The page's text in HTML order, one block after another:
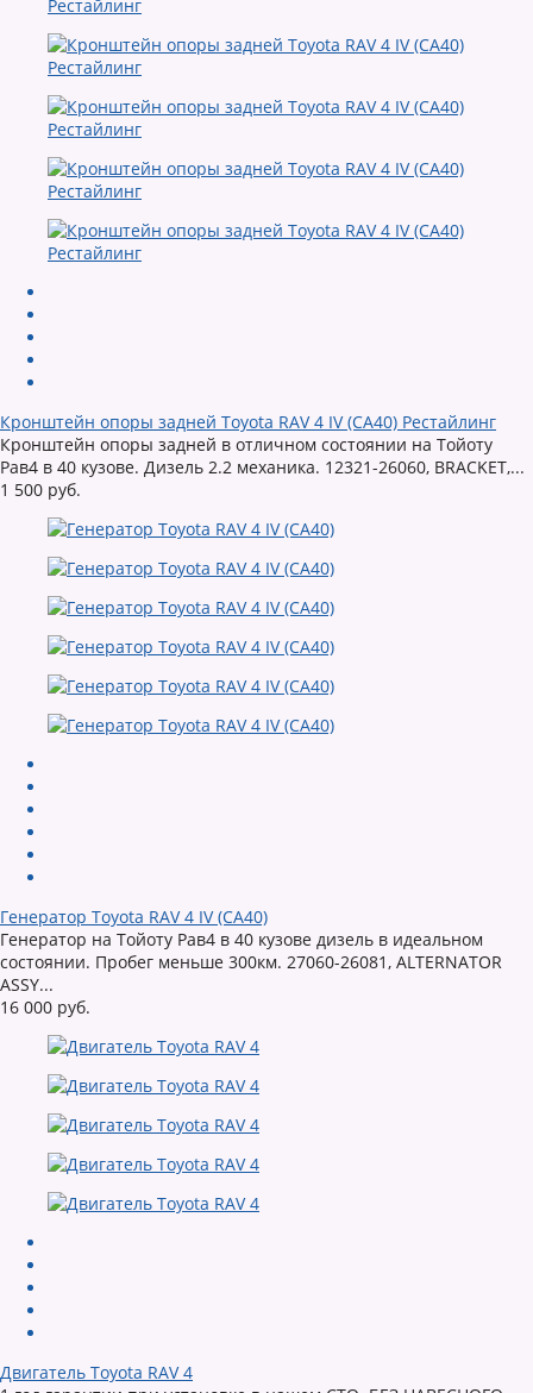
Кронштейн опоры задней Toyota RAV 4 IV (CA40) Рестайлинг
Кронштейн опоры задней в отличном состоянии на Тойоту
Рав4 в 40 кузове. Дизель 2.2 механика. 12321-26060, BRACKET,...
1 500 руб.
Генератор Toyota RAV 4 IV (CA40)
Генератор на Тойоту Рав4 в 40 кузове дизель в идеальном
состоянии. Пробег меньше 300км. 27060-26081, ALTERNATOR
ASSY...
16 000 руб.
Двигатель Toyota RAV 4